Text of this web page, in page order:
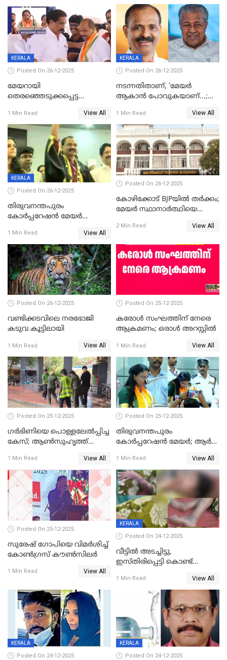
KERALA
Posted On 26-12-2025
മേയറായി
തെരഞ്ഞെടുക്കപ്പെട്ട
ആദ്യ വോട്ട് അസാധു; കണ്ണൂർ
ഡെപ്യൂട്ടി മേയർ സ്ഥാനത്ത്
താഹിറിന് വിജയം
1 Min Read View All
KERALA
Posted On 26-12-2025
നടന്നതിതാണ്, ‘മേയർ
ആകാൻ പോവുകയാണ്...;
മുഖ്യമന്ത്രിയുടെ ഓഫീസ്
തന്നെ വിശദീകരിയ്ക്കുന്നു;
സത്യമിതാണ്
1 Min Read View All
KERALA
Posted On 26-12-2025
തിരുവനന്തപുരം
കോര്‍പ്പറേഷന്‍ മേയര്‍
ഹൈക്കോടതിയിലേക്ക്;
സത്യപ്രതിജ്ഞ ചടങ്ങില്‍
ചട്ടലംഘനമെന്ന് പാർട്ടി
1 Min Read View All
Posted On 26-12-2025
കോഴിക്കോട് BJPയിൽ തർക്കം;
മേയർ സ്ഥാനാർത്ഥിയെ
2 Min Read View All
Posted On 26-12-2025
വണ്ടിക്കടവിലെ നരഭോജി
കടുവ കൂട്ടിലായി
1 Min Read View All
Posted On 25-12-2025
കരോള്‍ സംഘത്തിന് നേരെ
ആക്രമണം; ഒരാള്‍ അറസ്റ്റില്‍
1 Min Read View All
Posted On 25-12-2025
ഗര്‍ഭിണിയെ പൊള്ളലേല്‍പ്പിച്ച
കേസ്; ആണ്‍സുഹൃത്ത്
1 Min Read View All
Posted On 25-12-2025
തിരുവനന്തപുരം
കോര്‍പ്പറേഷന്‍ മേയർ; ആര്‍
1 Min Read View All
Posted On 25-12-2025
സുരേഷ് ഗോപിയെ വിമര്‍ശിച്ച്
കോണ്‍ഗ്രസ് കൗണ്‍സിലര്‍
1 Min Read View All
KERALA
Posted On 24-12-2025
വീട്ടിൽ അടച്ചിട്ടു,
ഇസ്തിരിപ്പെട്ടി കൊണ്ട്
ഗർഭിണിയായ യുവതിക്ക് ക്രൂര
1 Min Read View All
KERALA
Posted On 24-12-2025
KERALA
Posted On 24-12-2025